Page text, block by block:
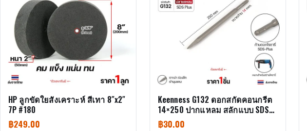
HP ลูกขัดใยสังเคราะห์ สีเทา 8″x2″
7P #180
฿249.00
Keenness G132 ดอกสกัดคอนกรีต
14×250 ปากแหลม สลักแบบ SDS
Plus (Chisel)
฿30.00